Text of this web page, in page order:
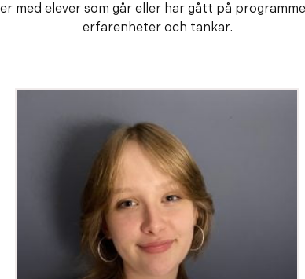
med elever som går eller har gått på
erfarenheter och tankar.